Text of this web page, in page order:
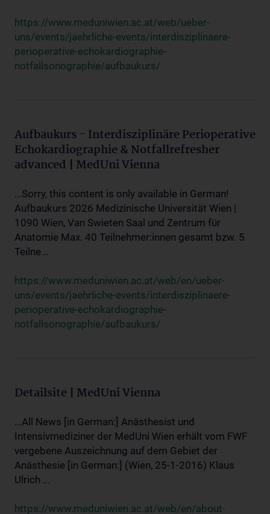
https://www.meduniwien.ac.at/web/ueber-
uns/events/jaehrliche-events/interdisziplinaere-
perioperative-echokardiographie-
notfallsonographie/aufbaukurs/
Aufbaukurs - Interdisziplinäre Perioperative
Echokardiographie & Notfallrefresher
advanced | MedUni Vienna
...Sorry, this content is only available in German!
Aufbaukurs 2026 Medizinische Universität Wien |
1090 Wien, Van Swieten Saal und Zentrum für
Anatomie Max. 40 Teilnehmer:innen gesamt bzw. 5
Teilne...
https://www.meduniwien.ac.at/web/en/ueber-
uns/events/jaehrliche-events/interdisziplinaere-
perioperative-echokardiographie-
notfallsonographie/aufbaukurs/
Detailsite | MedUni Vienna
...All News [in German:] Anästhesist und
Intensivmediziner der MedUni Wien erhält vom FWF
vergebene Auszeichnung auf dem Gebiet der
Anästhesie [in German:] (Wien, 25-1-2016) Klaus
Ulrich ...
https://www.meduniwien.ac.at/web/en/about-